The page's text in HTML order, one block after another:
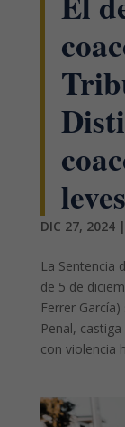
DIC 27, 2024|
La Sentencia
de 5 de
Ferrer
Penal,
con violencia